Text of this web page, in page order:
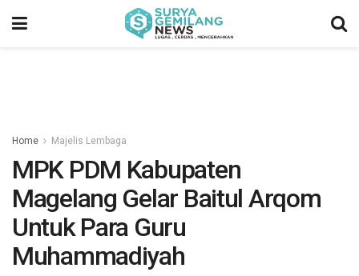
Home Majelis Lembaga
MPK PDM Kabupaten
Magelang Gelar Baitul Arqom
Untuk Para Guru
Muhammadiyah